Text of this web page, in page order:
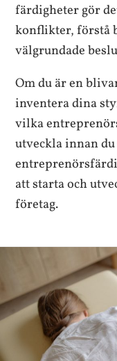
färdigheter gör
konflikter, förstå
välgrundade
Om du är en
inventera dina
vilka
utveckla innan
att starta och
företag.